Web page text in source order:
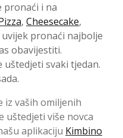
pronaći i na
, Cheesecake,
uvijek pronaći najbolje
obavijestiti.
uštedjeti svaki tjedan.
iz vaših omiljenih
uštedjeti više novca
aplikaciju Kimbino